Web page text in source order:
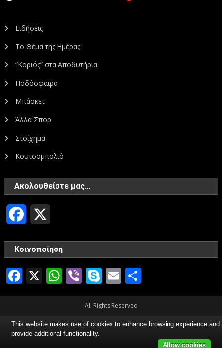
Ειδήσεις
Το Θέμα της Ημέρας
“Κοριός” στα Αποδυτήρια
Ποδόσφαιρο
Μπάσκετ
Άλλα Σπορ
Στοίχημα
Κουτσομπολιό
Ακολουθείστε μας…
Facebook
Κοινοποίηση
Facebook
X WhatsApp
ViberSkype
Email
All Rights Reserved
This website makes use of cookies to enhance browsing experience and
provide additional functionality.
Allow cookies